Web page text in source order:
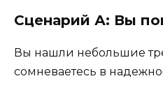
Сценарий А: Вы
Вы нашли небольшие
сомневаетесь в